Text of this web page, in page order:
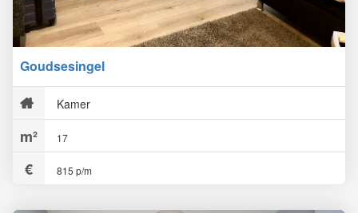
Goudsesingel
Kamer
17
815 p/m